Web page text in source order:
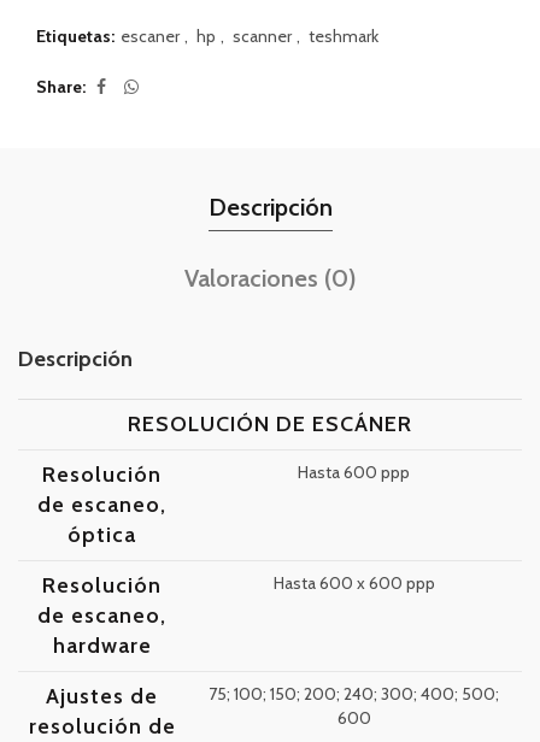
Etiquetas: escaner , hp , scanner , teshmark
Share
Descripción
Valoraciones (0)
Descripción
RESOLUCIÓN DE ESCÁNER
Resolución
de escaneo,
óptica
Hasta 600 ppp
Resolución
de escaneo,
hardware
Hasta 600 x 600 ppp
Ajustes de
resolución de
75; 100; 150; 200; 240; 300; 400; 500;
600